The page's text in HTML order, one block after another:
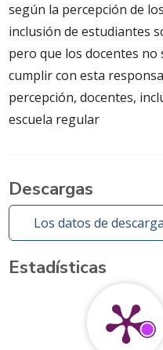
según la percepción de
inclusión de estudiantes
pero que los docentes no
cumplir con esta
percepción, docentes,
escuela regular
Descargas
Los datos de
Estadísticas